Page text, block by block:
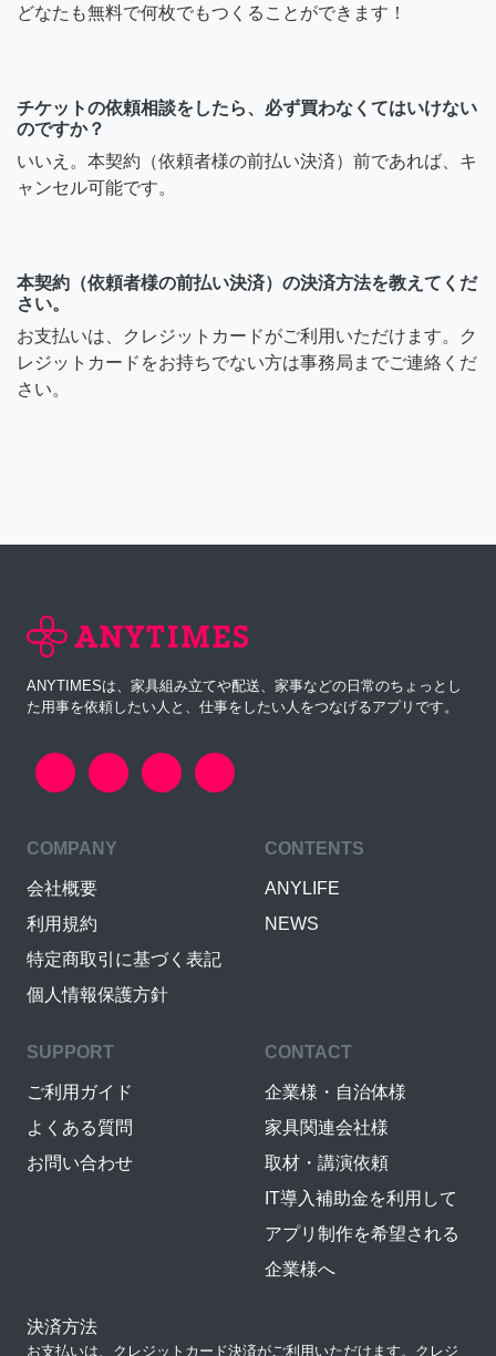
どなたも無料で何枚でもつくることができます！
チケットの依頼相談をしたら、必ず買わなくてはいけない
のですか？
いいえ。本契約（依頼者様の前払い決済）前であれば、キ
ャンセル可能です。
本契約（依頼者様の前払い決済）の決済方法を教えてくだ
さい。
お支払いは、クレジットカードがご利用いただけます。ク
レジットカードをお持ちでない方は事務局までご連絡くだ
さい。
ANYTIMESは、家具組み立てや配送、家事などの日常のちょっとし
た用事を依頼したい人と、仕事をしたい人をつなげるアプリです。
COMPANY
会社概要
利用規約
特定商取引に基づく表記
個人情報保護方針
CONTENTS
ANYLIFE
NEWS
SUPPORT
ご利用ガイド
よくある質問
お問い合わせ
CONTACT
企業様・自治体様
家具関連会社様
取材・講演依頼
IT導入補助金を利用して
アプリ制作を希望される
企業様へ
決済方法
お支払いは、クレジットカード決済がご利用いただけます。クレジ